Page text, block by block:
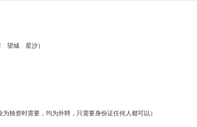
望城 星沙）
资时需要，均为外聘，只需要身份证任何人都可以）